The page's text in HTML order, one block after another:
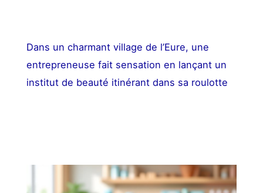
Dans un charmant village de l’Eure, une
entrepreneuse fait sensation en lançant un
institut de beauté itinérant dans sa roulotte